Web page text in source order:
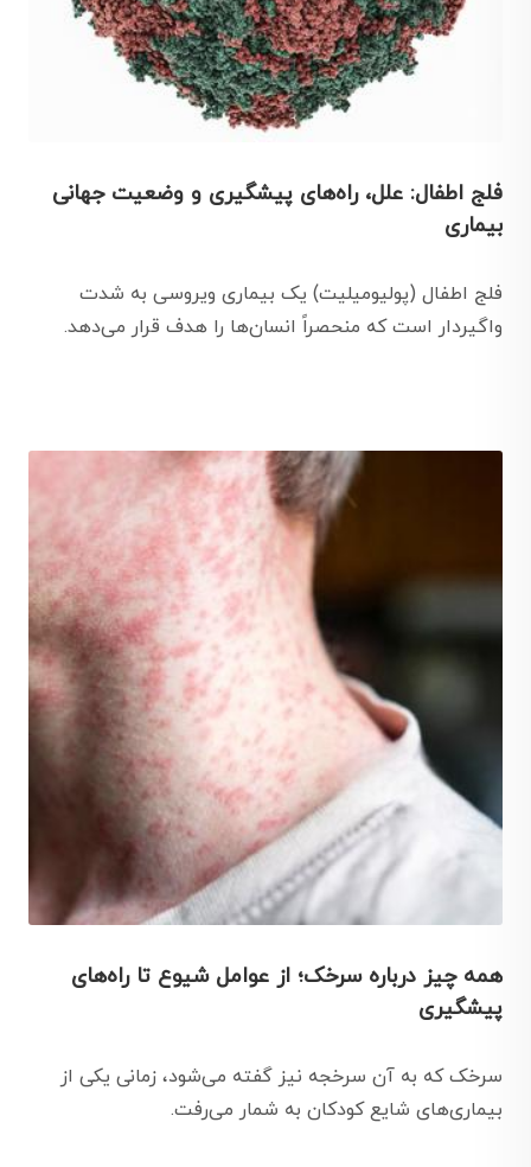
فلج اطفال: علل، راه‌های پیشگیری و وضعیت جهانی
بیماری
فلج اطفال (پولیومیلیت) یک بیماری ویروسی به شدت
واگیردار است که منحصراً انسان‌ها را هدف قرار می‌دهد.
همه چیز درباره سرخک؛ از عوامل شیوع تا راه‌های
پیشگیری
سرخک که به آن سرخجه نیز گفته می‌شود، زمانی یکی از
بیماری‌های شایع کودکان به شمار می‌رفت.